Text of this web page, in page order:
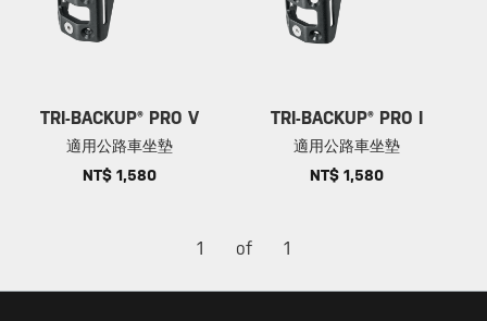
TRI-BACKUP® PRO V
適用公路車坐墊
NT$ 1,580
TRI-BACKUP® PRO I
適用公路車坐墊
NT$ 1,580
1 of 1